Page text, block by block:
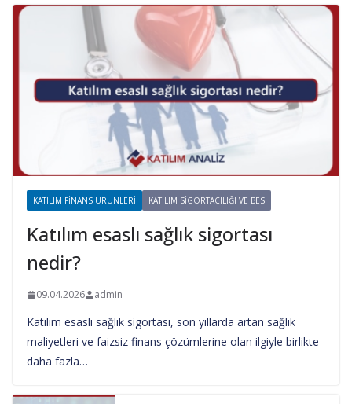
KATILIM FINANS ÜRÜNLERI KATILIM SIGORTACILIĞI VE BES
Katılım esaslı sağlık sigortası
nedir?
09.04.2026 admin
Katılım esaslı sağlık sigortası, son yıllarda artan sağlık
maliyetleri ve faizsiz finans çözümlerine olan ilgiyle birlikte
daha fazla…